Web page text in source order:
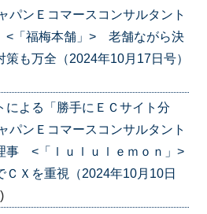
ンＥコマースコンサルタント
「福梅本舗」> 老舗ながら決
も万全（2024年10月17日号）
による「勝手にＥＣサイト分
ンＥコマースコンサルタント
<「ｌｕｌｕｌｅｍｏｎ」>
Ｘを重視（2024年10月10日